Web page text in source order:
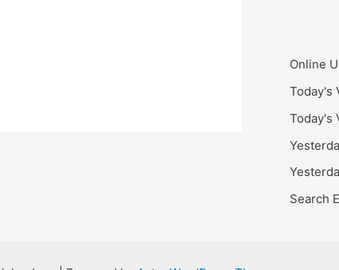
Online
Today's
Today's
Search